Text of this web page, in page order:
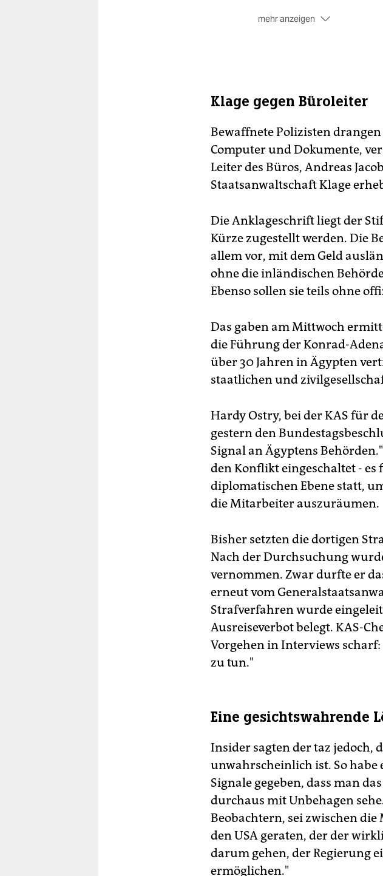
mehr anzeigen
Regierung vor allem um
Und die KAS eher zufällig
Klage gegen Büroleiter
Bewaffnete Polizisten
Computer und Dokumente,
Leiter des Büros, Andreas
Staatsanwaltschaft Klage
Die Anklageschrift liegt der
Kürze zugestellt werden. Die
allem vor, mit dem Geld
ohne die inländischen
Ebenso sollen sie teils ohne
Das gaben am Mittwoch
die Führung der Konrad-
über 30 Jahren in Ägypten
staatlichen und
Hardy Ostry, bei der KAS für
gestern den
Signal an Ägyptens
den Konflikt eingeschaltet - es
diplomatischen Ebene statt,
die Mitarbeiter auszuräumen.
Bisher setzten die dortigen
Nach der Durchsuchung
vernommen. Zwar durfte er
erneut vom
Strafverfahren wurde
Ausreiseverbot belegt. KAS-
Vorgehen in Interviews
zu tun."
Eine gesichtswahrende
Insider sagten der taz jedoch,
unwahrscheinlich ist. So habe
Signale gegeben, dass man
durchaus mit Unbehagen
Beobachtern, sei zwischen
den USA geraten, der der
darum gehen, der Regierung
ermöglichen."